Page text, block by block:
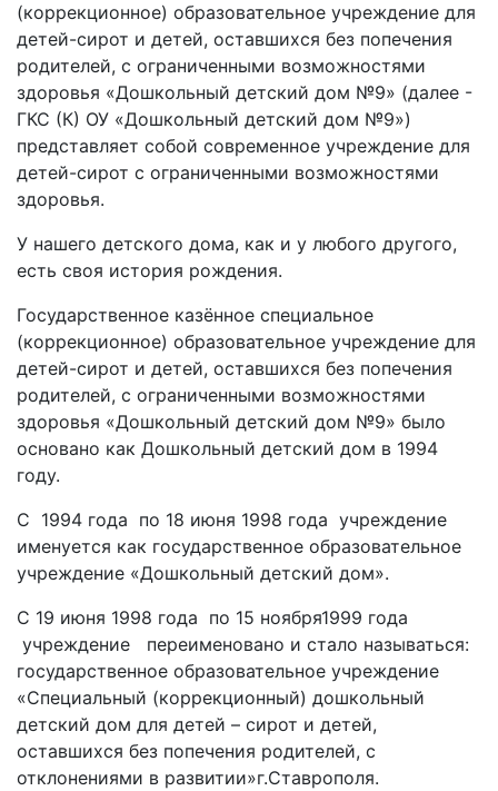
(коррекционное) образовательное учреждение для
детей-сирот и детей, оставшихся без попечения
родителей, с ограниченными возможностями
здоровья «Дошкольный детский дом №9» (далее -
ГКС (К) ОУ «Дошкольный детский дом №9»)
представляет собой современное учреждение для
детей-сирот с ограниченными возможностями
здоровья.
У нашего детского дома, как и у любого другого,
есть своя история рождения.
Государственное казённое специальное
(коррекционное) образовательное учреждение для
детей-сирот и детей, оставшихся без попечения
родителей, с ограниченными возможностями
здоровья «Дошкольный детский дом №9» было
основано как Дошкольный детский дом в 1994
году.
С 1994 года по 18 июня 1998 года учреждение
именуется как государственное образовательное
учреждение «Дошкольный детский дом».
С 19 июня 1998 года по 15 ноября1999 года
учреждение переименовано и стало называться:
государственное образовательное учреждение
«Специальный (коррекционный) дошкольный
детский дом для детей – сирот и детей,
оставшихся без попечения родителей, с
отклонениями в развитии»г.Ставрополя.